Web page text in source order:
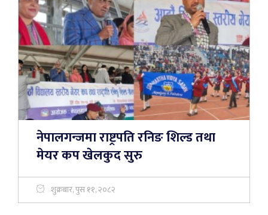
नेपालगन्जमा राष्ट्रपति रनिङ शिल्ड तथा
मेयर कप खेलकुद सुरु
शुक्रबार, पुस ११, २०८२